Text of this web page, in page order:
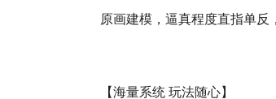
原画建模，逼真程度直指单反
【海量系统 玩法随心】